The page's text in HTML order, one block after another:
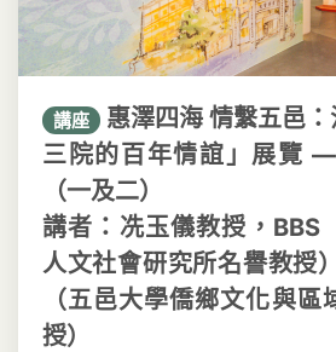
講座
惠澤四海 情繫五邑
三院的百年情誼」展覽
（一及二）
講者：冼玉儀教授，BBS
人文社會研究所名譽教授
（五邑大學僑鄉文化與
授）